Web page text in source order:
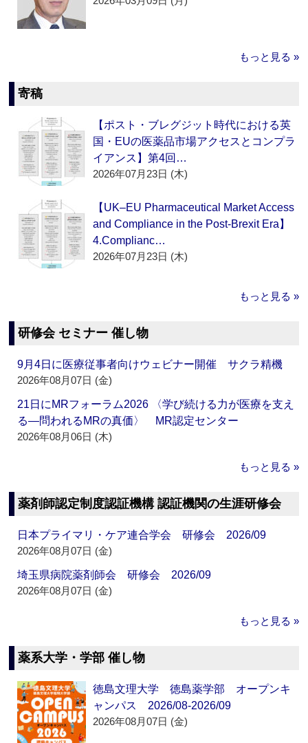
もっと見る »
寄稿
【ポスト・ブレグジット時代における英
国・EUの医薬品市場アクセスとコンプラ
イアンス】第4回…
2026年07月23日 (木)
【UK–EU Pharmaceutical Market Access
and Compliance in the Post-Brexit Era】
4.Complianc…
2026年07月23日 (木)
もっと見る »
研修会 セミナー 催し物
9月4日に医療従事者向けウェビナー開催 サクラ精機
2026年08月07日 (金)
21日にMRフォーラム2026 〈学び続ける力が医療を支え
る―問われるMRの真価〉 MR認定センター
2026年08月06日 (木)
もっと見る »
薬剤師認定制度認証機構 認証機関の生涯研修会
日本プライマリ・ケア連合学会 研修会 2026/09
2026年08月07日 (金)
埼玉県病院薬剤師会 研修会 2026/09
2026年08月07日 (金)
もっと見る »
薬系大学・学部 催し物
徳島文理大学 徳島薬学部 オープンキ
ャンパス 2026/08-2026/09
2026年08月07日 (金)